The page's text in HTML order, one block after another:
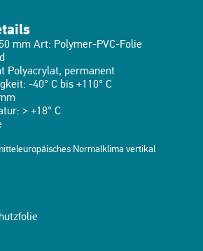
mm Art: Polymer-PVC-Folie
Polyacrylat, permanent
-40° C bis +110° C
> +18° C
Normalklima vertikal